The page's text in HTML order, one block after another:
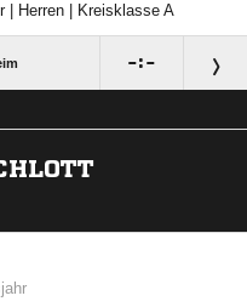
| Herren | Kreisklasse A
: